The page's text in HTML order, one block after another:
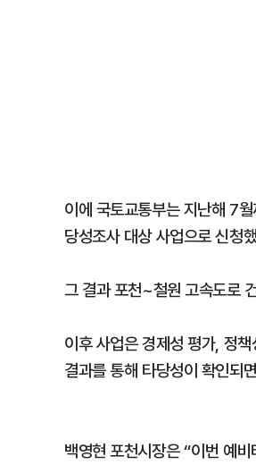
이에 국토교통부는 지난해 7
당성조사 대상 사업으로 신청
그 결과 포천~철원 고속도로
이후 사업은 경제성 평가, 정
결과를 통해 타당성이 확인되
백영현 포천시장은 “이번 예